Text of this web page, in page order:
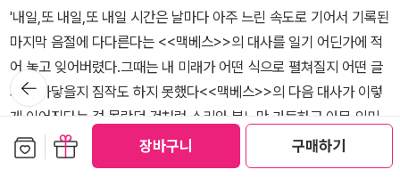
장바구니 구매하기
병들에게 덮어씌워 죽여버리고 맙니다. 꺼져라, 짧은 촛불! 인생이란
그림자가 걷는 것, 배우처럼 무대에서 한동안 활개치고 안달하다 사
라져버리는 것, 백치가 지껄이는 이야기와 같은 건데 소음, 광기 가득
하나 의미는 전혀 없다. ---p.124 5막5장 맥베스대사 중 그토록 왕
이 되고 싶었던 맥베스와 그의 부인은 자기가 왕위에 앉기만 하면 모
든 것이 끝날거라 생각한 것 같습니다. 그래서 그들은 눈 앞의 왕관에
만 집착해서 섣불리 자신의 영지에 들른 던컨 왕을 시해해버립니다.
찬찬히 읽어 보기로 맘 먹었다.맥베스의 비극적 인간형은 조금 특이
하다.어떤 명분없이 스스로의 야망과 탐욕에 의해 살인과 왕위 찬탈
을 하였던 악인임에는 분명하나,찬찬히 극의 흐름을 따라가다 보면그
것이 꼭 그의 인성에 내재되어 있는 악함에 따른 것이 아니라, 운명과
상황이 그로 하여금 어쩔 수 없이 그렇게 할 수 밖에 없도록 만든 것
같은 느낌을 주기 때문이다.사건이 벌어진 이후,괴로움에 시달리는
맥베스와 그의 아내의 모습은그들이 진정 악인이 아닌 양심과 운명
'내일,또 내일,또 내일 시간은 날마다 아주 느린 속도로 기어서 기록된
마지막 음절에 다다른다는 <<맥베스>>의 대사를 일기 어딘가에 적
어 놓고 잊어버렸다.그때는 내 미래가 어떤 식으로 펼쳐질지 어떤 글
자에 가닿을지 짐작도 하지 못했다<<맥베스>>의 다음 대사가 이렇
게 이어진다는 걸 몰랐던 것처럼 소리와 분노만 가득하고 아무 의미
도 없는 바보 천치의 이야기, 그게 바로 인생이야/12~13쪽어김없이
맥베스가 다시 소환(?)된 기분이다. 어느 순간 맥베스 보다 맥베스부
더보기
뒤로가
기